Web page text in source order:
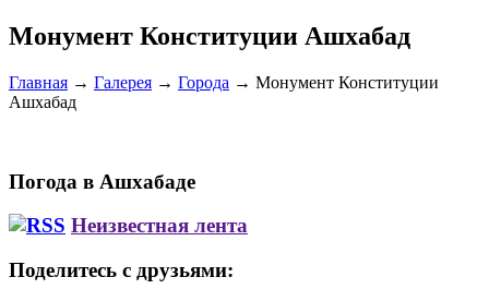
Монумент Конституции Ашхабад
Главная → Галерея → Города → Монумент Конституции
Ашхабад
Погода в Ашхабаде
Неизвестная лента
Поделитесь с друзьями: